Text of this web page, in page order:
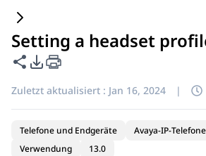
Setting a headset
Diese Seite teilen
PDF-Exportoptionen
Zuletzt aktualisiert : Jan 16, 2024 |
Telefone und Endgeräte
Avaya-IP-
Verwendung
13.0